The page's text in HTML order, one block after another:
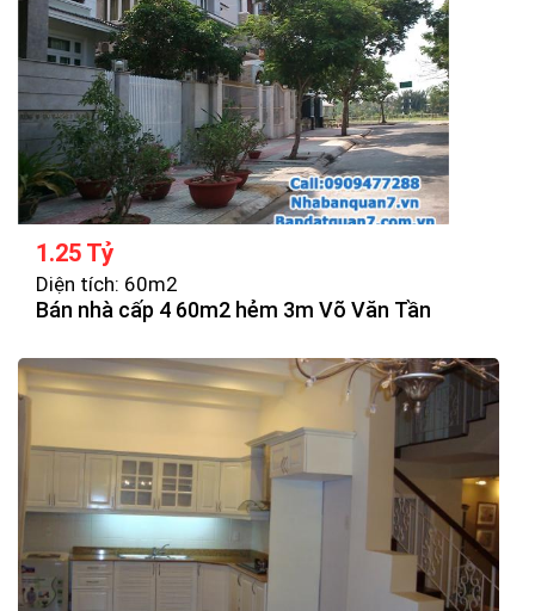
1.25 Tỷ
Diện tích: 60m2
Bán nhà cấp 4 60m2 hẻm 3m Võ Văn Tần